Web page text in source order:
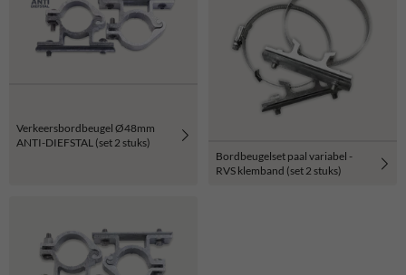
Verkeersbordbeugel Ø48mm
ANTI-DIEFSTAL (set 2 stuks)
Bordbeugelset paal variabel -
RVS klemband (set 2 stuks)